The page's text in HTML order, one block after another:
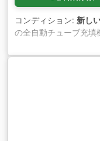
コンディション: 新し
の全自動チューブ充填
品、シャワージェル
粉、日焼け止めなど
アルミ製の既製チュ
します。チューブな
水冷システム、バッ